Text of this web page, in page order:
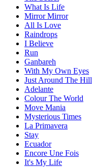
What Is Life
Mirror Mirror
All Is Love
Raindrops
I Believe
Run
Ganbareh
With My Own Eyes
Just Around The Hill
Adelante
Colour The World
Move Mania
Mysterious Times
La Primavera
Stay
Ecuador
Encore Une Fois
It's My Life